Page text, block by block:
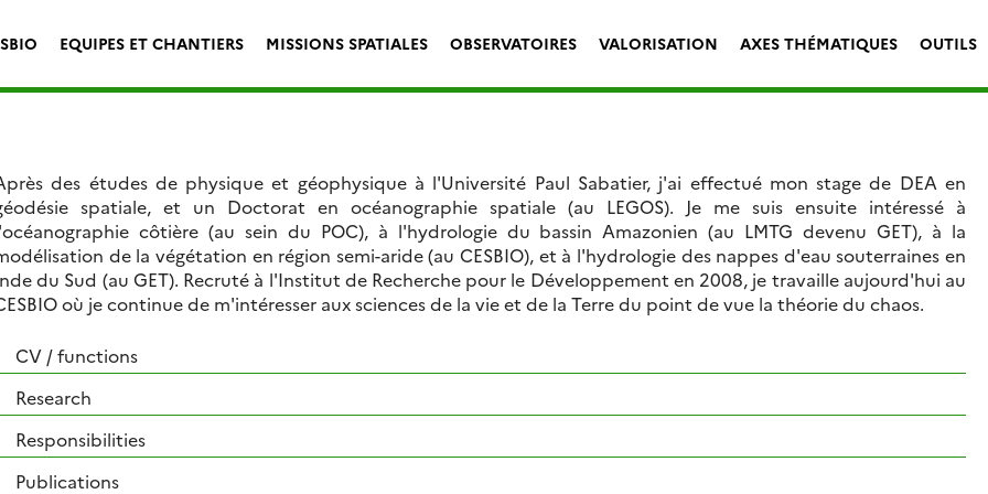
EQUIPES ET CHANTIERS MISSIONS SPATIALES OBSERVATOIRES VALORISATION AXES THÉMATIQUES OUTILS
des études de physique et géophysique à l'Université Paul Sabatier, j'ai effectué mon stage de DEA en
spatiale, et un Doctorat en océanographie spatiale (au LEGOS). Je me suis ensuite intéressé à
côtière (au sein du POC), à l'hydrologie du bassin Amazonien (au LMTG devenu GET), à la
de la végétation en région semi-aride (au CESBIO), et à l'hydrologie des nappes d'eau souterraines en
du Sud (au GET). Recruté à l'Institut de Recherche pour le Développement en 2008, je travaille aujourd'hui au
où je continue de m'intéresser aux sciences de la vie et de la Terre du point de vue la théorie du chaos.
CV / functions
Research
Responsibilities
Publications